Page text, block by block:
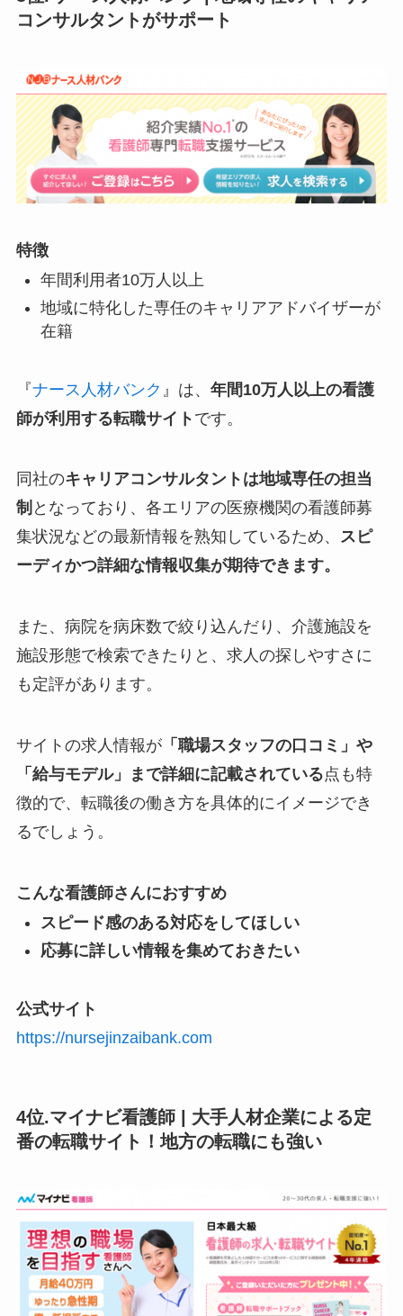
コンサルタントがサポート
特徴
年間利用者10万人以上
地域に特化した専任のキャリアアドバイザーが
在籍
『ナース人材バンク 』は、 年間10万人以上の看護
師が利用する転職サイト です。
同社のキャリアコンサルタントは地域専任の担当
制 となっており、各エリアの医療機関の看護師募
集状況などの最新情報を熟知しているため、 スピ
ーディかつ詳細な情報収集が期待できます。
また、病院を病床数で絞り込んだり、介護施設を
施設形態で検索できたりと、求人の探しやすさに
も定評があります。
サイトの求人情報が「職場スタッフの口コミ」や
「給与モデル」まで詳細に記載されている点も特
徴的で、転職後の働き方を具体的にイメージでき
るでしょう。
こんな看護師さんにおすすめ
スピード感のある対応をしてほしい
応募に詳しい情報を集めておきたい
公式サイト
https://nursejinzaibank.com
4位.マイナビ看護師 | 大手人材企業による定
番の転職サイト！地方の転職にも強い